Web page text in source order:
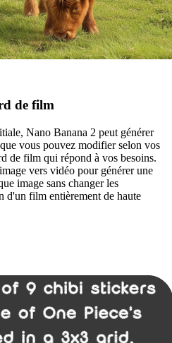
de film
Nano Banana 2 peut générer
vous pouvez modifier selon vos
de film qui répond à vos besoins.
vers vidéo pour générer une
image sans changer les
d'un film entièrement de haute